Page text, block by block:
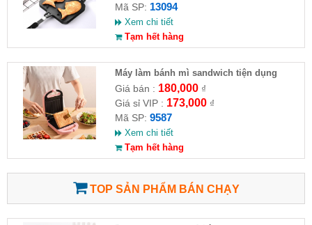
Mã SP: 13094
Xem chi tiết
Tạm hết hàng
Máy làm bánh mì sandwich tiện dụng
Giá bán : 180,000₫
Giá sỉ VIP : 173,000₫
Mã SP: 9587
Xem chi tiết
Tạm hết hàng
TOP SẢN PHẨM BÁN CHẠY